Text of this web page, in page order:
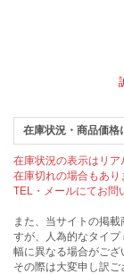
在庫状況・商品価格
在庫状況の表示はリア
在庫切れの場合もあ
TEL・メールにてお問
また、当サイトの掲
すが、人為的なタイ
幅に異なる場合がござ
その際は大変申し訳